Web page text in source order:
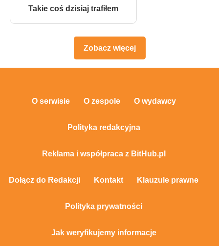
Takie coś dzisiaj trafiłem
Zobacz więcej
O serwisie O zespole O wydawcy
Polityka redakcyjna
Reklama i współpraca z BitHub.pl
Dołącz do Redakcji Kontakt Klauzule prawne
Polityka prywatności
Jak weryfikujemy informacje